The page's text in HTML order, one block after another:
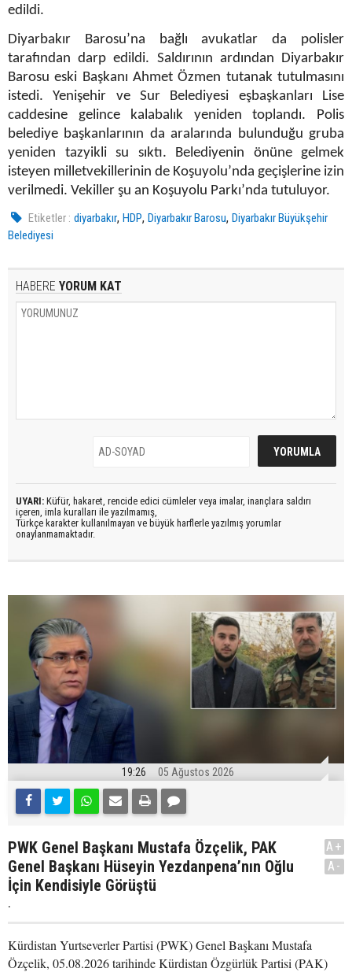
edildi.
Diyarbakır Barosu’na bağlı avukatlar da polisler
tarafından darp edildi. Saldırının ardından Diyarbakır
Barosu eski Başkanı Ahmet Özmen tutanak tutulmasını
istedi. Yenişehir ve Sur Belediyesi eşbaşkanları Lise
caddesine gelince kalabalık yeniden toplandı. Polis
belediye başkanlarının da aralarında bulunduğu gruba
yeniden tazyikli su sıktı. Belediyenin önüne gelmek
isteyen milletvekillerinin de Koşuyolu’nda geçişlerine izin
verilmedi. Vekiller şu an Koşuyolu Parkı’nda tutuluyor.
Etiketler : diyarbakır,HDP,Diyarbakır Barosu,Diyarbakır Büyükşehir
Belediyesi
HABERE YORUM KAT
UYARI: Küfür, hakaret, rencide edici cümleler veya imalar, inançlara saldırı
içeren, imla kuralları ile yazılmamış,
Türkçe karakter kullanılmayan ve büyük harflerle yazılmış yorumlar
onaylanmamaktadır.
19:26 05 Ağustos 2026
PWK Genel Başkanı Mustafa Özçelik, PAK
Genel Başkanı Hüseyin Yezdanpena’nın Oğlu
İçin Kendisiyle Görüştü
.
A+
A-
Kürdistan Yurtseverler Partisi (PWK) Genel Başkanı Mustafa
Özçelik, 05.08.2026 tarihinde Kürdistan Özgürlük Partisi (PAK)